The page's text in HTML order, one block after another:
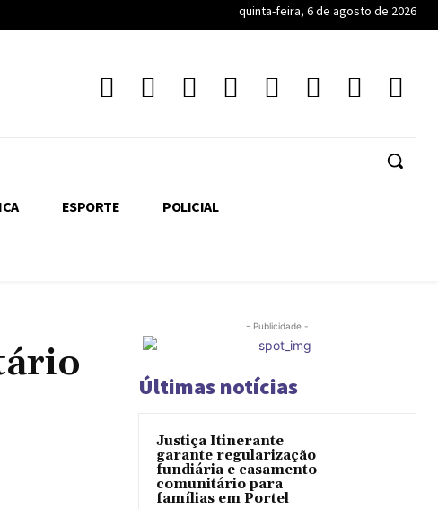
quinta-feira, 6 de agosto de 2026
ESPORTE POLICIAL
- Publicidade -
Últimas notícias
Justiça Itinerante
garante regularização
fundiária e casamento
comunitário para
famílias em Portel